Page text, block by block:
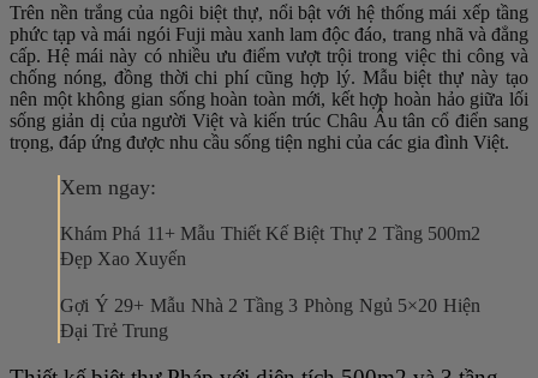
Trên nền trắng của ngôi biệt thự, nổi bật với hệ thống mái xếp tầng
phức tạp và mái ngói Fuji màu xanh lam độc đáo, trang nhã và đẳng
cấp. Hệ mái này có nhiều ưu điểm vượt trội trong việc thi công và
chống nóng, đồng thời chi phí cũng hợp lý. Mẫu biệt thự này tạo
nên một không gian sống hoàn toàn mới, kết hợp hoàn hảo giữa lối
sống giản dị của người Việt và kiến ​​trúc Châu Âu tân cổ điển sang
trọng, đáp ứng được nhu cầu sống tiện nghi của các gia đình Việt.
Xem ngay:
Khám Phá 11+ Mẫu Thiết Kế Biệt Thự 2 Tầng 500m2
Đẹp Xao Xuyến
Gợi Ý 29+ Mẫu Nhà 2 Tầng 3 Phòng Ngủ 5×20 Hiện
Đại Trẻ Trung